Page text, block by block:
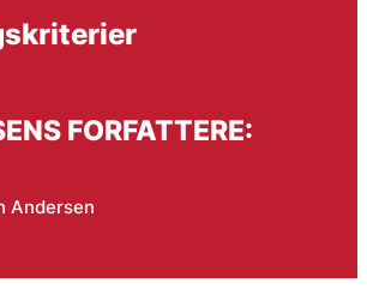
FORFATTERE:
Andersen